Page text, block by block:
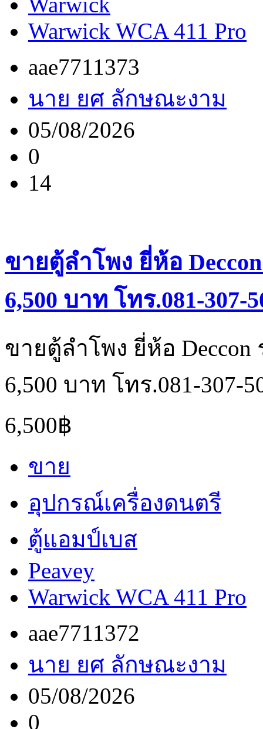
Warwick WCA 411 Pro
aae7711373
นาย ยศ ลักษณะงาม
05/08/2026
0
14
ขายตู้ลำโพง ยี่ห้อ
6,500 บาท โทร.081-307-
ขายตู้ลำโพง ยี่ห้อ
6,500 บาท โทร.081-307-
6,500฿
ขาย
อุปกรณ์เครื่องดนตรี
ตู้แอมป์เบส
Peavey
Warwick WCA 411 Pro
aae7711372
นาย ยศ ลักษณะงาม
05/08/2026
0